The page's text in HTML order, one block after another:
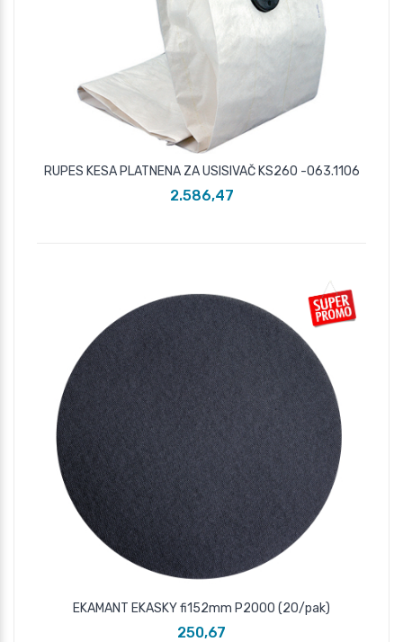
RUPES KESA PLATNENA ZA USISIVAČ KS260 -063.1106
2.586,47
EKAMANT EKASKY fi152mm P2000 (20/pak)
250,67